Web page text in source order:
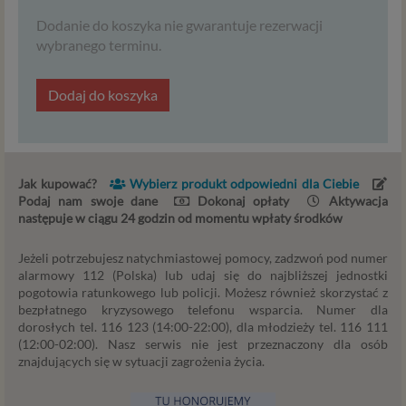
Dodanie do koszyka nie gwarantuje rezerwacji
wybranego terminu.
Dodaj do koszyka
Jak kupować?
Wybierz produkt odpowiedni dla Ciebie
Podaj nam swoje dane
Dokonaj opłaty
Aktywacja
następuje w ciągu 24 godzin od momentu wpłaty środków
Jeżeli potrzebujesz natychmiastowej pomocy, zadzwoń pod numer
alarmowy 112 (Polska) lub udaj się do najbliższej jednostki
pogotowia ratunkowego lub policji. Możesz również skorzystać z
bezpłatnego kryzysowego telefonu wsparcia. Numer dla
dorosłych tel. 116 123 (14:00-22:00), dla młodzieży tel. 116 111
(12:00-02:00). Nasz serwis nie jest przeznaczony dla osób
znajdujących się w sytuacji zagrożenia życia.
zidentyfikowanej lub możliwej do zidentyfikowania
osobie fizycznej. W przypadku korzystania z naszego
Twoje dane w serwisie konsultacyjnym czy w innej
usłudze oferowanej przez Psychoradę. Dane osobowe
urządzeniach, których używasz podczas korzystania z
naszych usług.
Podstawa i cel przetwarzania
Przetwarzanie danych osobowych wymaga podstawy
prawnej. RODO przewiduje kilka rodzajów takich
podstaw prawnych dla przetwarzania danych, a w
przypadkach korzystania z naszych usług wystąpią, co do
zasady trzy z nich: